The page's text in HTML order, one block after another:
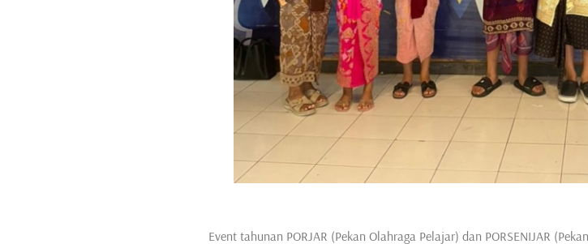
Event tahunan PORJAR (Pekan Olahraga Pelajar) dan PORSENIJAR